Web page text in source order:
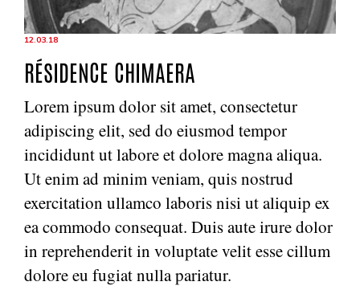
12.03.18
RÉSIDENCE CHIMAERA
Lorem ipsum dolor sit amet, consectetur
adipiscing elit, sed do eiusmod tempor
incididunt ut labore et dolore magna aliqua.
Ut enim ad minim veniam, quis nostrud
exercitation ullamco laboris nisi ut aliquip ex
ea commodo consequat. Duis aute irure dolor
in reprehenderit in voluptate velit esse cillum
dolore eu fugiat nulla pariatur.